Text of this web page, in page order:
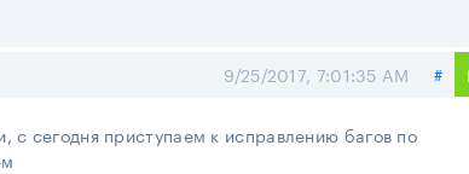
#
9/25/2017, 7:01:35 AM
сегодня приступаем к исправлению багов по